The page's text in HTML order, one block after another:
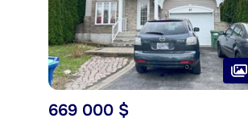
669 000 $